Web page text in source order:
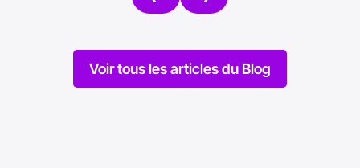
Voir tous les articles du Blog